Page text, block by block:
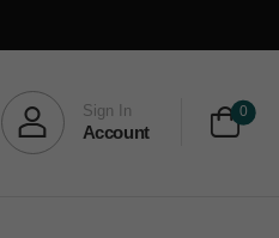
Sign In
Account
0